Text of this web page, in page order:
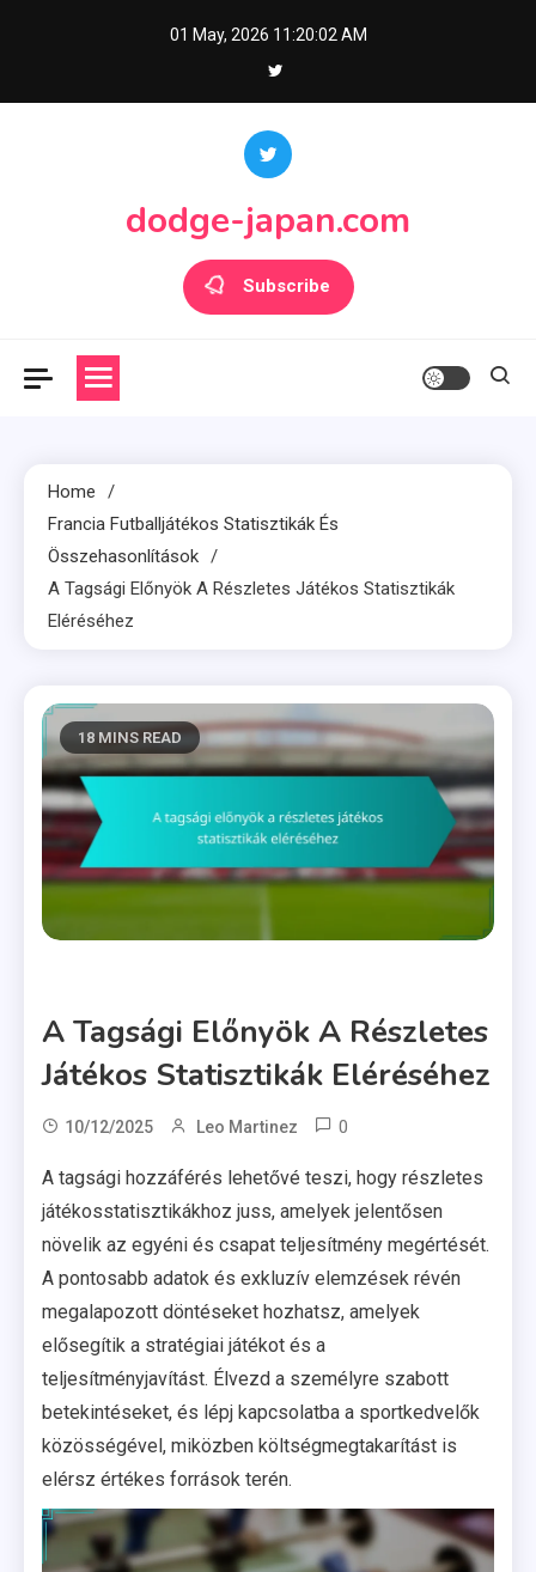
01 May, 2026 11:20:03 AM
dodge-japan.com
Subscribe
Home
Francia Futballjátékos Statisztikák És
Összehasonlítások
A Tagsági Előnyök A Részletes Játékos Statisztikák
Eléréséhez
18 MINS READ
A Tagsági Előnyök A Részletes
Játékos Statisztikák Eléréséhez
10/12/2025 Leo Martinez 0
A tagsági hozzáférés lehetővé teszi, hogy részletes
játékosstatisztikákhoz juss, amelyek jelentősen
növelik az egyéni és csapat teljesítmény megértését.
A pontosabb adatok és exkluzív elemzések révén
megalapozott döntéseket hozhatsz, amelyek
elősegítik a stratégiai játékot és a
teljesítményjavítást. Élvezd a személyre szabott
betekintéseket, és lépj kapcsolatba a sportkedvelők
közösségével, miközben költségmegtakarítást is
elérsz értékes források terén.